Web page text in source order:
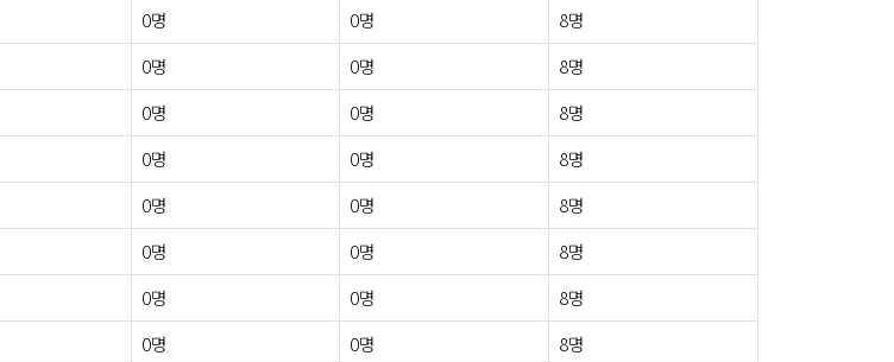
0명 0명
8명
0명 0명
8명
0명 0명
8명
0명 0명
8명
0명 0명
8명
0명 0명
8명
0명 0명
8명
0명 0명
8명